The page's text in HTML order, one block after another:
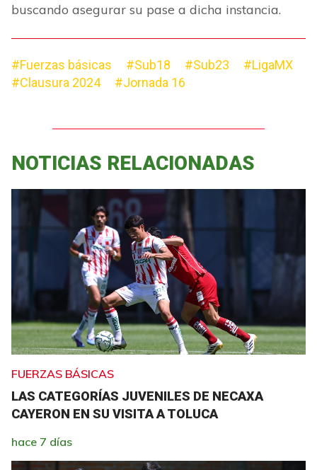
buscando asegurar su pase a dicha instancia.
#Fuerzas básicas #Sub18 #Sub23
#LigaMX
#Clausura 2024
#Jornada 16
NOTICIAS RELACIONADAS
FUERZAS BÁSICAS
LAS CATEGORÍAS JUVENILES DE NECAXA
CAYERON EN SU VISITA A TOLUCA
hace 7 días